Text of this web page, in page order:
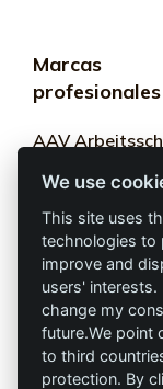
Marcas
profesionales
AAV
Allprotec®
trabaja seguro
Omniprotect –
Tienda Online
Contacto
We use
This site uses
technologies to
improve and
users'
change my
future.We point
to third
protection. By